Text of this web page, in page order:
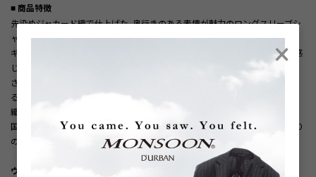
■ 商品特徴
先染めジャカード織で仕上げた、奥行きのある表情が魅力のロングスリーブシ
ャツ。
ギンガム柄に繊細な小花柄を織りで表現し、上品さの中に程よい華やかさを感
じられるデザインに仕上げました。
さらに、ギンガム部分にはトーン違いのカラーを取り入れることで、深みのあ
る色合いと豊かな表情を演出。
織り柄ならではの立体感も魅力です。
国内で丁寧に織り上げた、ダーバンオリジナルの国産素材を使用したこだわり
の一着です。
ウォッシャブル/家庭洗濯対応
×